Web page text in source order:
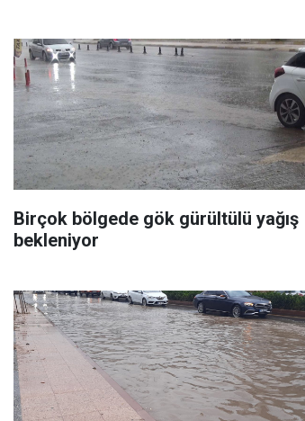
Birçok bölgede gök gürültülü yağış
bekleniyor